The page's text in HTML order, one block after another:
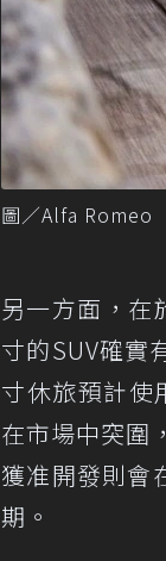
圖／Alfa Romeo
另一方面，在
寸的SUV確實
寸休旅預計使
在市場中突圍
獲准開發則會
期。